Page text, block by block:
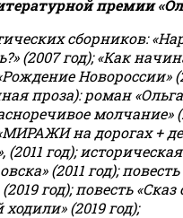
премии
сборников:
(2007 год); «Как
Новороссии»
проза): роман
молчание»
на дорогах +
год);
(2011 год);
(2019 год); повесть
(2019 год);